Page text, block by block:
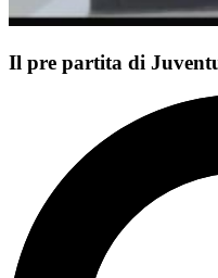
Il pre partita di